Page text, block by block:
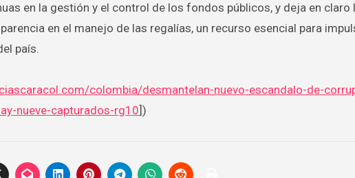
en la gestión y el control de los fondos públicos, y deja en claro
en el manejo de las regalías, un recurso esencial para
país.
colombia/desmantelan-nuevo-escandalo-de-
nueve-capturados-rg10])